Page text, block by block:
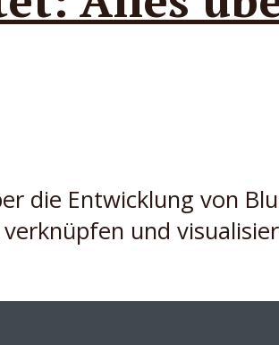
die Entwicklung von
und